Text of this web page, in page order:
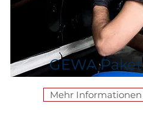
GEWA Paket
Mehr Informationen